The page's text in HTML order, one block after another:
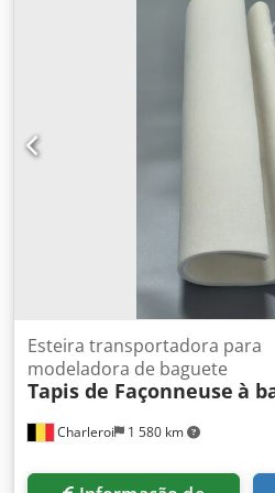
Charleroi 1 580 km
Esteira transportadora para
modeladora de baguete
Tapis de Façonneuse à